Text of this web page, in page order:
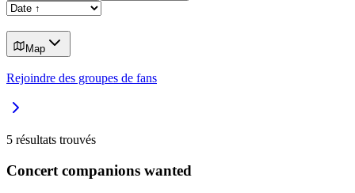
Map
Rejoindre des groupes de fans
5 résultats trouvés
Concert companions wanted